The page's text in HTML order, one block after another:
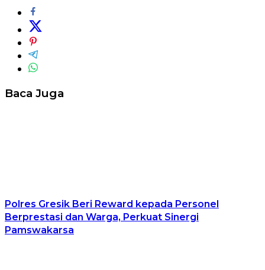
Baca Juga
Polres Gresik Beri Reward kepada Personel
Berprestasi dan Warga, Perkuat Sinergi
Pamswakarsa